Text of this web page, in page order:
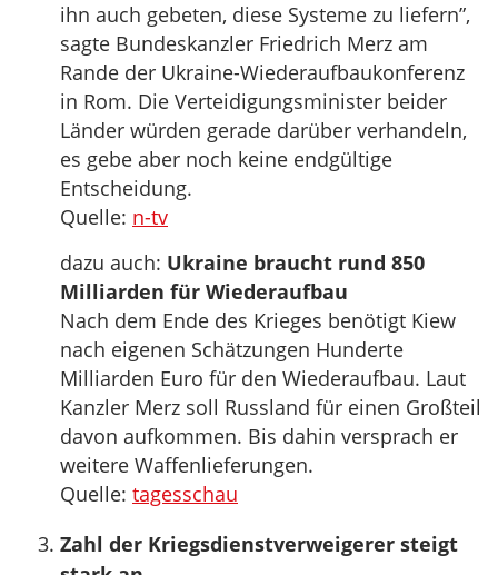
ihn auch gebeten, diese Systeme zu liefern”,
sagte Bundeskanzler Friedrich Merz am
Rande der Ukraine-Wiederaufbaukonferenz
in Rom. Die Verteidigungsminister beider
Länder würden gerade darüber verhandeln,
es gebe aber noch keine endgültige
Entscheidung.
Quelle: n-tv
dazu auch: Ukraine braucht rund 850
Milliarden für Wiederaufbau
Nach dem Ende des Krieges benötigt Kiew
nach eigenen Schätzungen Hunderte
Milliarden Euro für den Wiederaufbau. Laut
Kanzler Merz soll Russland für einen Großteil
davon aufkommen. Bis dahin versprach er
weitere Waffenlieferungen.
Quelle: tagesschau
Zahl der Kriegsdienstverweigerer steigt